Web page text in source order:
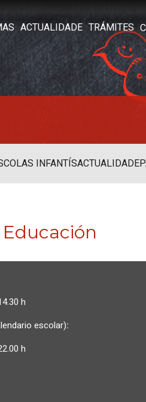
ACTUALIDADE TRÁMITES
INFANTÍSACTUALIDADE
h
escolar):
h